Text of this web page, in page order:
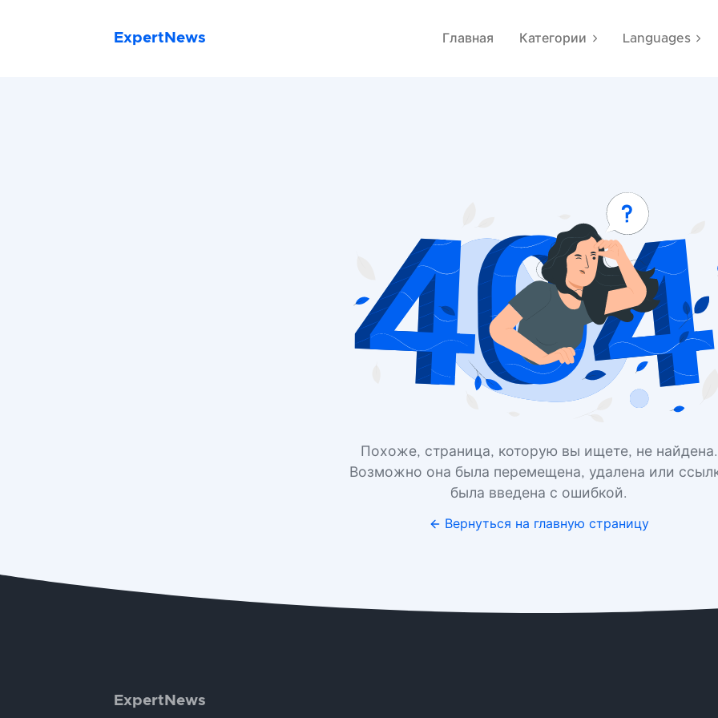
ExpertNews Главная Категории Languages
Похоже, страница, которую вы ищете, не найдена.
Возможно она была перемещена, удалена или
была введена с ошибкой.
Вернуться на главную страницу
ExpertNews